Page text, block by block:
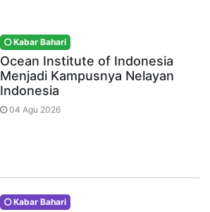
Kabar Bahari
Ocean Institute of Indonesia
Menjadi Kampusnya Nelayan
Indonesia
04 Agu 2026
Kabar Bahari